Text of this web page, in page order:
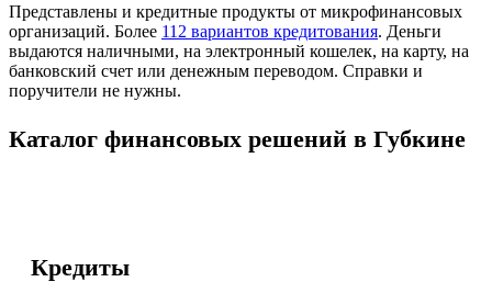
Представлены и кредитные продукты от микрофинансовых
организаций. Более 112 вариантов кредитования. Деньги
выдаются наличными, на электронный кошелек, на карту, на
банковский счет или денежным переводом. Справки и
поручители не нужны.
Каталог финансовых решений в Губкине
Кредиты